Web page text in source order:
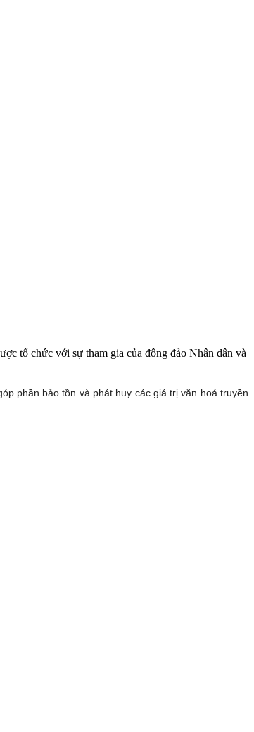
tổ chức với sự tham gia của đông đảo Nhân dân và
phần bảo tồn và phát huy các giá trị văn hoá truyền